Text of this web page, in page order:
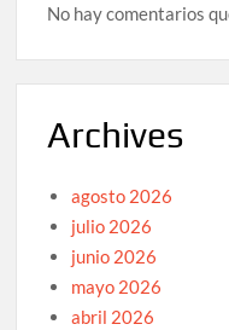
No hay comentarios
Archives
agosto 2026
julio 2026
junio 2026
mayo 2026
abril 2026